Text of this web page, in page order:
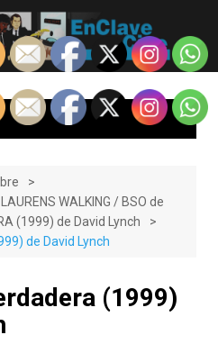
EnClave de Cine
Punto de encuentro para los
cine y las series
WALKING / BSO de
(1999) de David Lynch
de David Lynch
(1999)